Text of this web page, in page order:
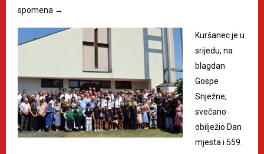
spomena →
Kuršanec je u
srijedu, na
blagdan
Gospe
Snježne,
svečano
obilježio Dan
mjesta i 559.